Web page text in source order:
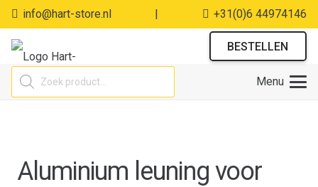
info@hart-store.nl | +31(0)6 44974146
BESTELLEN
Producten
zoeken
Menu
Aluminium leuning voor